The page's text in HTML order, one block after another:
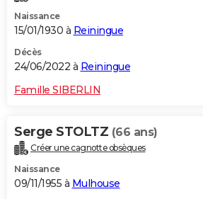
Naissance
15/01/1930 à Reiningue
Décès
24/06/2022 à Reiningue
Famille SIBERLIN
Serge STOLTZ (66 ans)
Créer une cagnotte obsèques
Naissance
09/11/1955 à Mulhouse